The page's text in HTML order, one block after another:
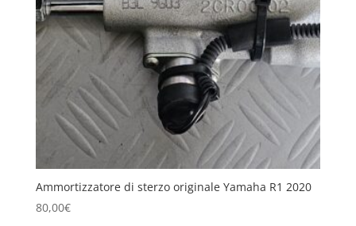
Ammortizzatore di sterzo originale Yamaha R1 2020
80,00€